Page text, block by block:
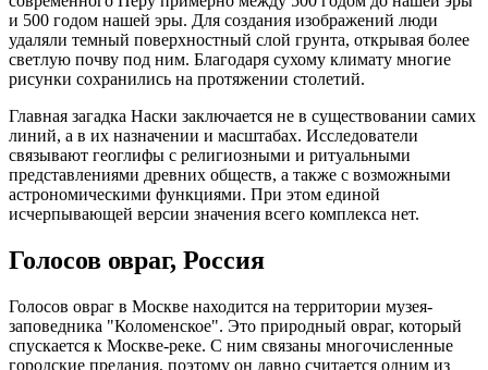
и 500 годом нашей эры. Для создания изображений люди
удаляли темный поверхностный слой грунта, открывая более
светлую почву под ним. Благодаря сухому климату многие
рисунки сохранились на протяжении столетий.
Главная загадка Наски заключается не в существовании самих
линий, а в их назначении и масштабах. Исследователи
связывают геоглифы с религиозными и ритуальными
представлениями древних обществ, а также с возможными
астрономическими функциями. При этом единой
исчерпывающей версии значения всего комплекса нет.
Голосов овраг, Россия
Голосов овраг в Москве находится на территории музея-
заповедника "Коломенское". Это природный овраг, который
спускается к Москве-реке. С ним связаны многочисленные
городские предания, поэтому он давно считается одним из